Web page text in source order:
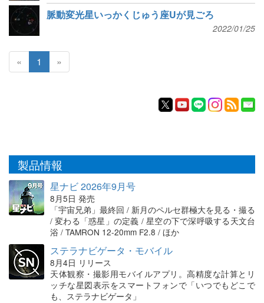
脈動変光星いっかくじゅう座Uが見ごろ
2022/01/25
« 1 »
製品情報
星ナビ 2026年9月号
8月5日 発売
「宇宙兄弟」最終回 / 新月のペルセ群極大を見る・撮る
/ 変わる「惑星」の定義 / 星空の下で深呼吸する天文台
浴 / TAMRON 12-20mm F2.8 / ほか
ステラナビゲータ・モバイル
8月4日 リリース
天体観察・撮影用モバイルアプリ。高精度な計算とリ
ッチな星図表示をスマートフォンで「いつでもどこで
も、ステラナビゲータ」